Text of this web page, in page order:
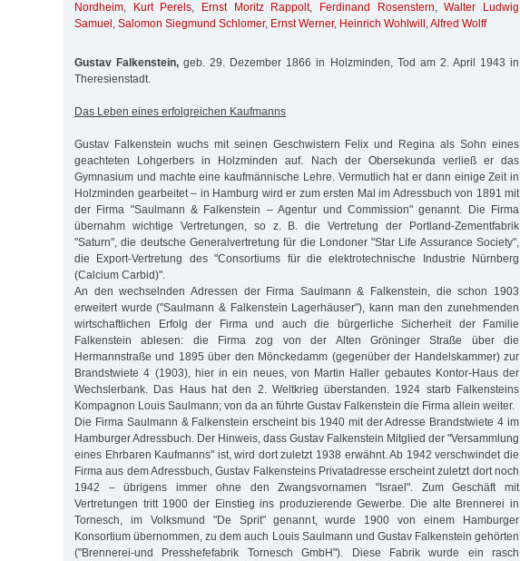
Nordheim, Kurt Perels, Ernst Moritz Rappolt, Ferdinand Rosenstern,Walter Ludwig
Samuel , Salomon Siegmund Schlomer, Ernst Werner, Heinrich Wohlwill ,Alfred Wolff
Gustav Falkenstein, geb. 29. Dezember 1866 in Holzminden, Tod am 2. April 1943 in
Theresienstadt.
Das Leben eines erfolgreichen Kaufmanns
Gustav Falkenstein wuchs mit seinen Geschwistern Felix und Regina als Sohn eines
geachteten Lohgerbers in Holzminden auf. Nach der Obersekunda verließ er das
Gymnasium und machte eine kaufmännische Lehre. Vermutlich hat er dann einige Zeit in
Holzminden gearbeitet – in Hamburg wird er zum ersten Mal im Adressbuch von 1891 mit
der Firma "Saulmann & Falkenstein – Agentur und Commission" genannt. Die Firma
übernahm wichtige Vertretungen, so z. B. die Vertretung der Portland-Zementfabrik
"Saturn", die deutsche Generalvertretung für die Londoner "Star Life Assurance Society",
die Export-Vertretung des "Consortiums für die elektrotechnische Industrie Nürnberg
(Calcium Carbid)".
An den wechselnden Adressen der Firma Saulmann & Falkenstein, die schon 1903
erweitert wurde ("Saulmann & Falkenstein Lagerhäuser"), kann man den zunehmenden
wirtschaftlichen Erfolg der Firma und auch die bürgerliche Sicherheit der Familie
Falkenstein ablesen: die Firma zog von der Alten Gröninger Straße über die
Hermannstraße und 1895 über den Mönckedamm (gegenüber der Handelskammer) zur
Brandstwiete 4 (1903), hier in ein neues, von Martin Haller gebautes Kontor-Haus der
Wechslerbank. Das Haus hat den 2. Weltkrieg überstanden. 1924 starb Falkensteins
Kompagnon Louis Saulmann; von da an führte Gustav Falkenstein die Firma allein weiter.
Die Firma Saulmann & Falkenstein erscheint bis 1940 mit der Adresse Brandstwiete 4 im
Hamburger Adressbuch. Der Hinweis, dass Gustav Falkenstein Mitglied der "Versammlung
eines Ehrbaren Kaufmanns" ist, wird dort zuletzt 1938 erwähnt. Ab 1942 verschwindet die
Firma aus dem Adressbuch, Gustav Falkensteins Privatadresse erscheint zuletzt dort noch
1942 – übrigens immer ohne den Zwangsvornamen "Israel". Zum Geschäft mit
Vertretungen tritt 1900 der Einstieg ins produzierende Gewerbe. Die alte Brennerei in
Tornesch, im Volksmund "De Sprit" genannt, wurde 1900 von einem Hamburger
Konsortium übernommen, zu dem auch Louis Saulmann und Gustav Falkenstein gehörten
("Brennerei-und Presshefefabrik Tornesch GmbH"). Diese Fabrik wurde ein rasch